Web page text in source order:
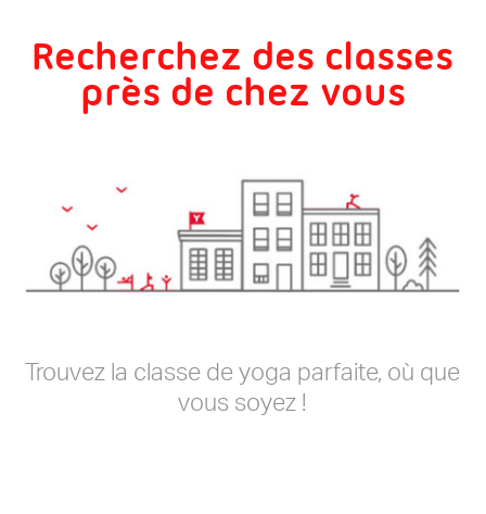
Recherchez des classes
près de chez vous
Trouvez la classe de yoga parfaite, où que
vous soyez !